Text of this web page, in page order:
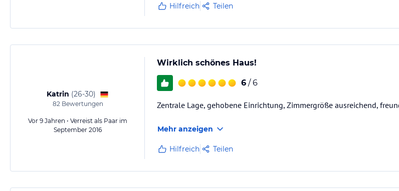
Hilfreich Teilen
Katrin (26-30)
82Bewertungen
Vor 9 Jahren • Verreist als Paar im
September 2016
Wirklich schönes Haus!
6 / 6
Zentrale Lage, gehobene Einrichtung, Zimmergröße ausreichend,
Mehr anzeigen
Hilfreich Teilen